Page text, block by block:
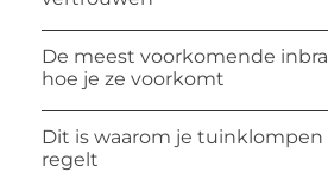
De meest voorkomende
hoe je ze voorkomt
Dit is waarom je tuinklompen
regelt